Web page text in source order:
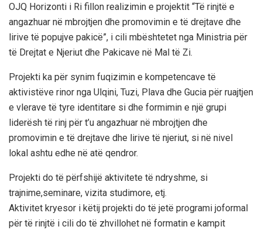
OJQ Horizonti i Ri fillon realizimin e projektit “Të rinjtë e
angazhuar në mbrojtjen dhe promovimin e të drejtave dhe
lirive të popujve pakicë”, i cili mbështetet nga Ministria për
të Drejtat e Njeriut dhe Pakicave në Mal të Zi.
Projekti ka për synim fuqizimin e kompetencave të
aktivistëve rinor nga Ulqini, Tuzi, Plava dhe Gucia për ruajtjen
e vlerave të tyre identitare si dhe formimin e një grupi
liderësh të rinj për t’u angazhuar në mbrojtjen dhe
promovimin e të drejtave dhe lirive të njeriut, si në nivel
lokal ashtu edhe në atë qendror.
Projekti do të përfshijë aktivitete të ndryshme, si
trajnime,seminare, vizita studimore, etj.
Aktivitet kryesor i këtij projekti do të jetë programi joformal
për të rinjtë i cili do të zhvillohet në formatin e kampit